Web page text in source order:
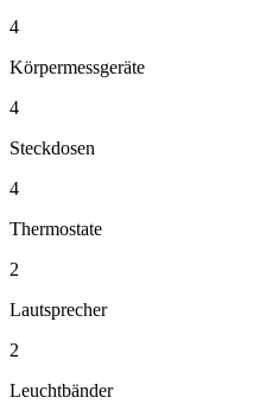
4
Körpermessgeräte
4
Steckdosen
4
Thermostate
2
Lautsprecher
2
Leuchtbänder